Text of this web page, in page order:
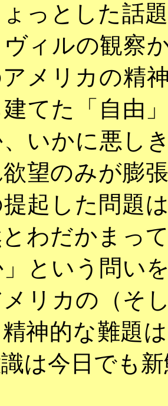
っとした話
ィルの観察
メリカの精
てた「自由
いかに悪し
望のみが膨
起した問題
わだかまっ
という問い
リカの（そ
神的な難題
は今日でも